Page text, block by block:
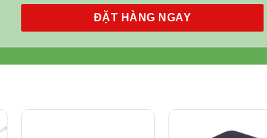
ĐẶT HÀNG NGAY